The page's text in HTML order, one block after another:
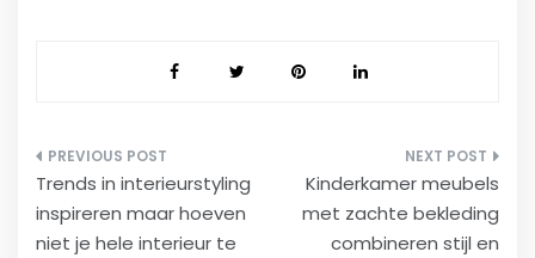
Bericht
navigatie
Trends in interieurstyling
inspireren maar hoeven
niet je hele interieur te
Kinderkamer meubels
met zachte bekleding
combineren stijl en